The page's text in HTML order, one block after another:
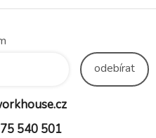
odebírat
540 501